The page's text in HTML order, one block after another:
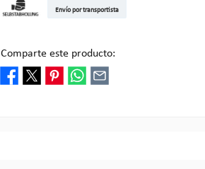
Envío por transportista
Comparte este producto: